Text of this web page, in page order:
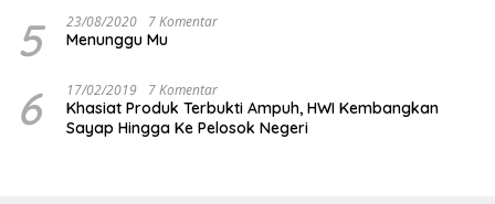
5 23/08/2020 7 Komentar
Menunggu Mu
6 17/02/2019 7 Komentar
Khasiat Produk Terbukti Ampuh, HWI Kembangkan
Sayap Hingga Ke Pelosok Negeri